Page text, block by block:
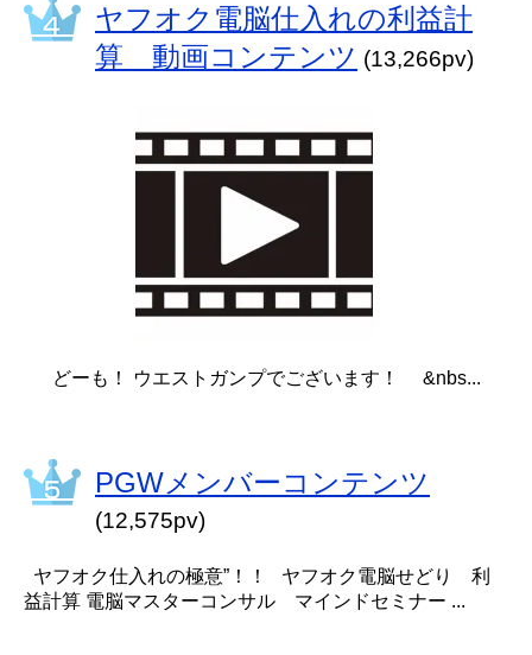
ヤフオク電脳仕入れの利益計
算 動画コンテンツ (13,266pv)
どーも！ ウエストガンプでございます！ &nbs...
PGWメンバーコンテンツ
(12,575pv)
ヤフオク仕入れの極意”！！ ヤフオク電脳せどり 利
益計算 電脳マスターコンサル マインドセミナー ...